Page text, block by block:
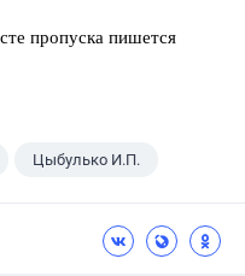
пропуска пишется
Цыбулько И.П.